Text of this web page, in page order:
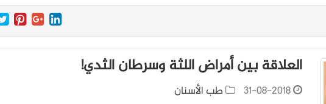
العلاقة بين أمراض اللثة وسرطان الثدي!
31-08-2018
طب الأسنان